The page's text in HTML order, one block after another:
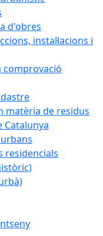
d'obres
instal·lacions i
comprovació
matèria de residus
Catalunya
residencials